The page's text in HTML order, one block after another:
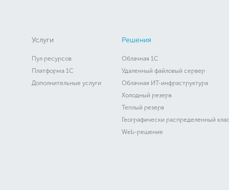
Услуги
Пул ресурсов
Платформа 1C
Дополнительные услуги
Решения
Облачная 1C
Удаленный файловый сервер
Облачная ИТ-инфраструктура
Холодный резерв
Теплый резерв
Географически распределенный
Web-решение